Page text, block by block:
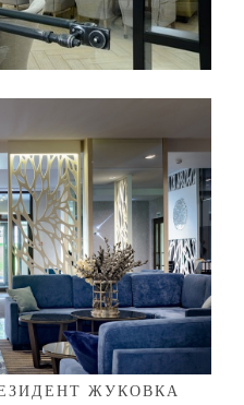
ЖУКОВКА